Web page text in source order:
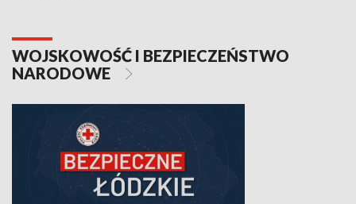
WOJSKOWOŚĆ I BEZPIECZEŃSTWO
NARODOWE